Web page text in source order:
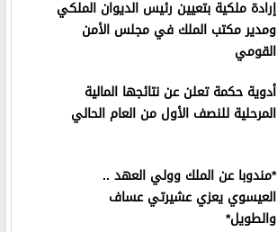
إرادة ملكية بتعيين رئيس الديوان الملكي
ومدير مكتب الملك في مجلس الأمن
القومي
أدوية حكمة تعلن عن نتائجها المالية
المرحلية للنصف الأول من العام الحالي
*مندوبا عن الملك وولي العهد ..
العيسوي يعزي عشيرتي عساف
والطويل*